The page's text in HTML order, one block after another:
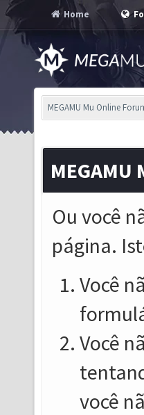
Home
MEGAMU Mu Online
Ou você
página.
Você
Você
você